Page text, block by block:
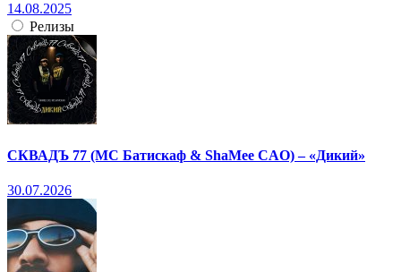
14.08.2025
Релизы
СКВАДЪ 77 (МС Батискаф & ShaMee CAO) – «Дикий»
30.07.2026